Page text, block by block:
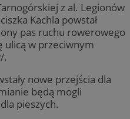
z al. Legionów
Kachla powstał
pas ruchu rowerowego
ulicą w przeciwnym
.
nowe przejścia dla
będą mogli
pieszych.